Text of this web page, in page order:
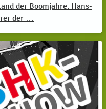
der Boomjahre. Hans-
der …